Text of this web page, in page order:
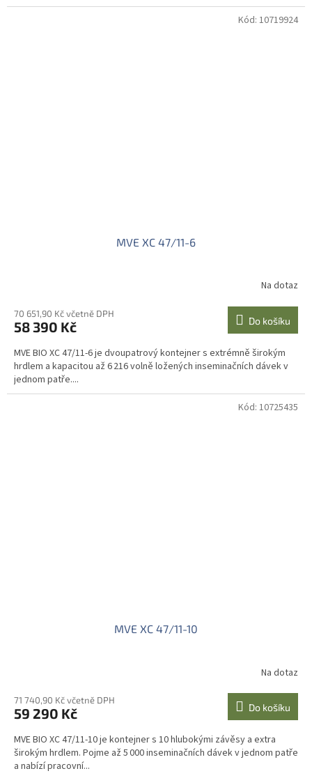
MVE XC 47/11-6
Na dotaz
70 651,90 Kč včetně DPH
58 390 Kč Do košíku
MVE BIO XC 47/11-6 je dvoupatrový kontejner s extrémně širokým
hrdlem a kapacitou až 6 216 volně ložených inseminačních dávek v
jednom patře....
Kód: 10719924
MVE XC 47/11-10
Na dotaz
71 740,90 Kč včetně DPH
59 290 Kč Do košíku
MVE BIO XC 47/11-10 je kontejner s 10 hlubokými závěsy a extra
širokým hrdlem. Pojme až 5 000 inseminačních dávek v jednom patře
a nabízí pracovní...
Kód: 10725435